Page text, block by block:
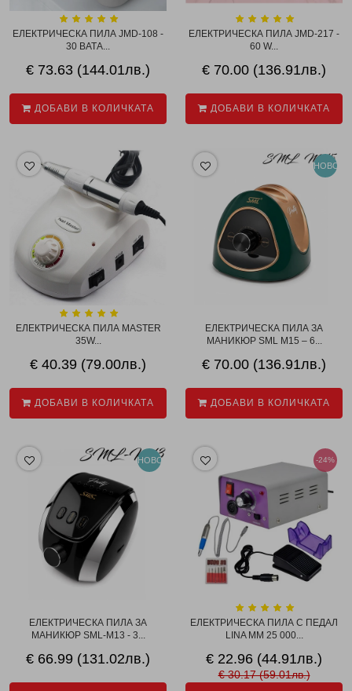
ЕЛЕКТРИЧЕСКА ПИЛА JMD-108 -
30 ВАТА...
€ 73.63 (144.01лв.)
ДОБАВИ В КОЛИЧКАТА
ЕЛЕКТРИЧЕСКА ПИЛА JMD-217 -
60 W...
€ 70.00 (136.91лв.)
ДОБАВИ В КОЛИЧКАТА
ЕЛЕКТРИЧЕСКА ПИЛА MASTER
35W...
€ 40.39 (79.00лв.)
ДОБАВИ В КОЛИЧКАТА
НОВО
ЕЛЕКТРИЧЕСКА ПИЛА ЗА
МАНИКЮР SML M15 – 6...
€ 70.00 (136.91лв.)
ДОБАВИ В КОЛИЧКАТА
НОВО
ЕЛЕКТРИЧЕСКА ПИЛА ЗА
МАНИКЮР SML-M13 - 3...
€ 66.99 (131.02лв.)
-24%
ЕЛЕКТРИЧЕСКА ПИЛА С ПЕДАЛ
LINA MM 25 000...
€ 22.96 (44.91лв.)
€ 30.17 (59.01лв.)